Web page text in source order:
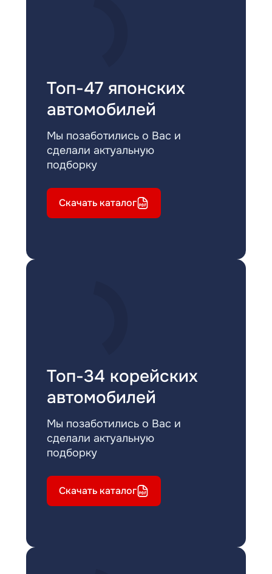
Топ-47 японских
автомобилей
Мы позаботились о Вас и
сделали актуальную
подборку
Скачать каталог
Топ-34 корейских
автомобилей
Мы позаботились о Вас и
сделали актуальную
подборку
Скачать каталог